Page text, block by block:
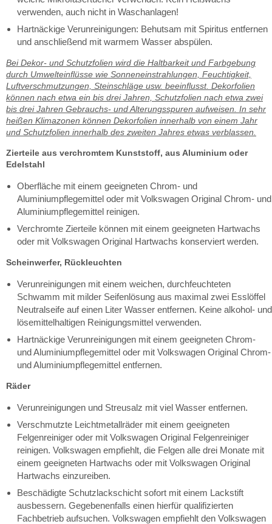
verwenden, auch nicht in Waschanlagen!
Hartnäckige Verunreinigungen: Behutsam mit Spiritus entfernen
und anschließend mit warmem Wasser abspülen.
Bei Dekor- und Schutzfolien wird die Haltbarkeit und Farbgebung
durch Umwelteinflüsse wie Sonneneinstrahlungen, Feuchtigkeit,
Luftverschmutzungen, Steinschläge usw. beeinflusst. Dekorfolien
können nach etwa ein bis drei Jahren, Schutzfolien nach etwa zwei
bis drei Jahren Gebrauchs- und Alterungsspuren aufweisen. In sehr
heißen Klimazonen können Dekorfolien innerhalb von einem Jahr
und Schutzfolien innerhalb des zweiten Jahres etwas verblassen.
Zierteile aus verchromtem Kunststoff, aus Aluminium oder
Edelstahl
Oberfläche mit einem geeigneten Chrom- und
Aluminiumpflegemittel oder mit Volkswagen Original Chrom- und
Aluminiumpflegemittel reinigen.
Verchromte Zierteile können mit einem geeigneten Hartwachs
oder mit Volkswagen Original Hartwachs konserviert werden.
Scheinwerfer, Rückleuchten
Verunreinigungen mit einem weichen, durchfeuchteten
Schwamm mit milder Seifenlösung aus maximal zwei Esslöffel
Neutralseife auf einen Liter Wasser entfernen. Keine alkohol- und
lösemittelhaltigen Reinigungsmittel verwenden.
Hartnäckige Verunreinigungen mit einem geeigneten Chrom-
und Aluminiumpflegemittel oder mit Volkswagen Original Chrom-
und Aluminiumpflegemittel entfernen.
Räder
Verunreinigungen und Streusalz mit viel Wasser entfernen.
Verschmutzte Leichtmetallräder mit einem geeigneten
Felgenreiniger oder mit Volkswagen Original Felgenreiniger
reinigen. Volkswagen empfiehlt, die Felgen alle drei Monate mit
einem geeigneten Hartwachs oder mit Volkswagen Original
Hartwachs einzureiben.
Beschädigte Schutzlackschicht sofort mit einem Lackstift
ausbessern. Gegebenenfalls einen hierfür qualifizierten
Fachbetrieb aufsuchen. Volkswagen empfiehlt den Volkswagen